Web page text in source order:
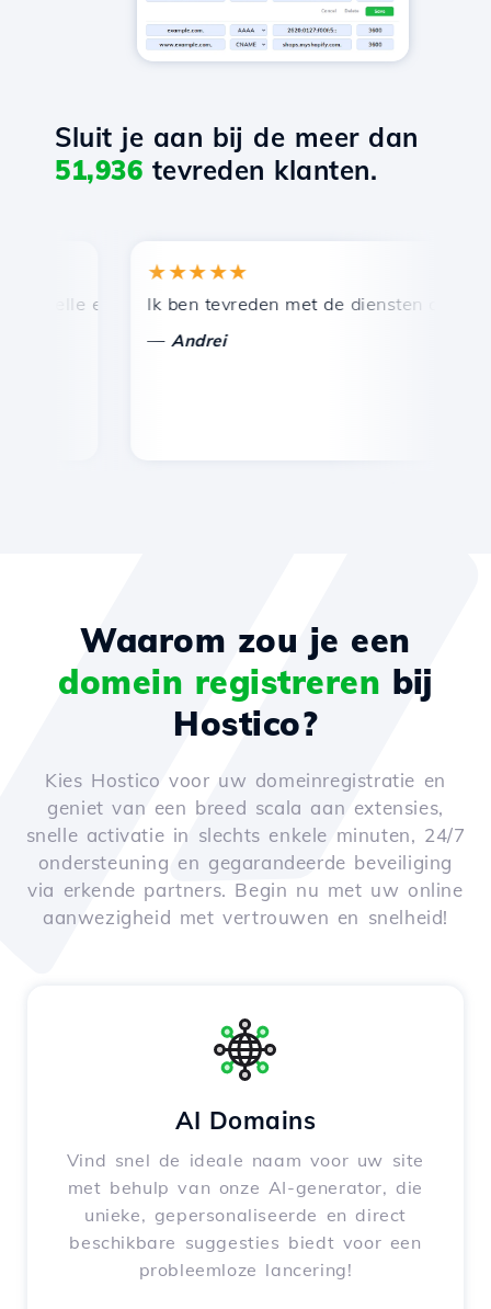
Sluit je aan bij de meer dan
51,936 tevreden klanten.
en efficiënte technische ondersteuning.
★★★★★
Ik ben tevreden met de diensten die door
Andrei
Waarom zou je een
domein registreren bij
Hostico?
Kies Hostico voor uw domeinregistratie en
geniet van een breed scala aan extensies,
snelle activatie in slechts enkele minuten, 24/7
ondersteuning en gegarandeerde beveiliging
via erkende partners. Begin nu met uw online
aanwezigheid met vertrouwen en snelheid!
AI Domains
Vind snel de ideale naam voor uw site
met behulp van onze AI-generator, die
unieke, gepersonaliseerde en direct
beschikbare suggesties biedt voor een
probleemloze lancering!